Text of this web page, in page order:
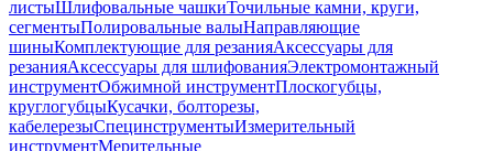
листыШлифовальные чашкиТочильные камни, круги,
сегментыПолировальные валыНаправляющие
шиныКомплектующие для резанияАксессуары для
резанияАксессуары для шлифованияЭлектромонтажный
инструментОбжимной инструментПлоскогубцы,
круглогубцыКусачки, болторезы,
кабелерезыСпецинструментыИзмерительный
инструментМерительные